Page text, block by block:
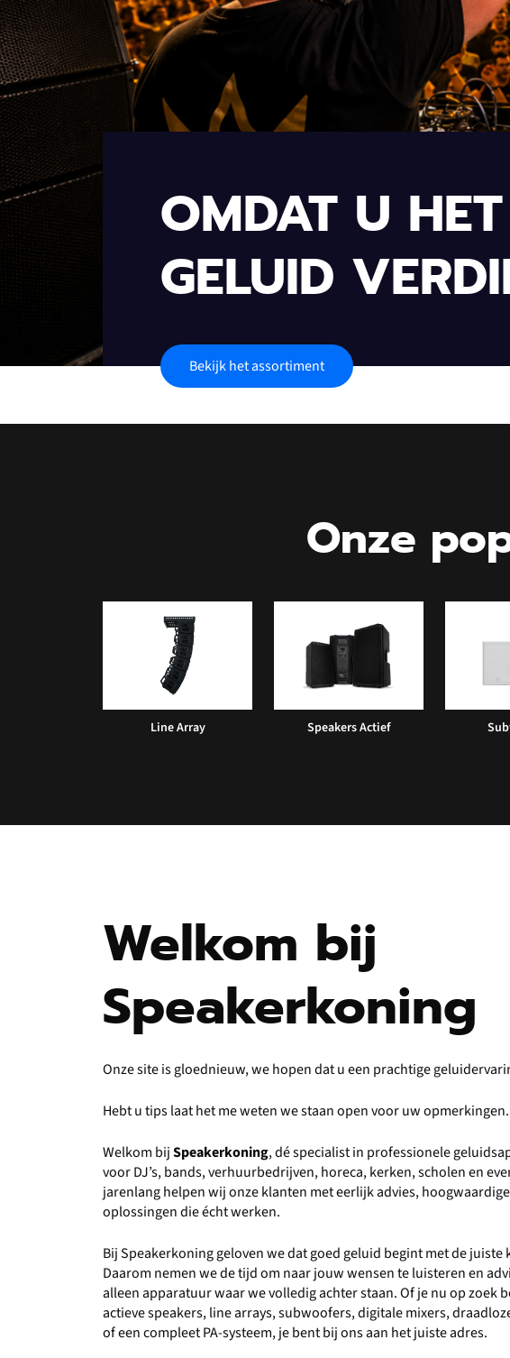
OMDAT U
GELUID
Bekijk het assortiment
Onze
Line Array Speakers Actief
Welkom bij
Speakerkoning
Onze site is gloednieuw, we hopen dat u een prachtige
Hebt u tips laat het me weten we staan open voor uw opmerkingen.
Welkom bijSpeakerkoning, dé specialist in professionele
voor DJ’s, bands, verhuurbedrijven, horeca, kerken, scholen en
jarenlang helpen wij onze klanten met eerlijk advies,
oplossingen die écht werken.
Bij Speakerkoning geloven we dat goed geluid begint met de juiste
Daarom nemen we de tijd om naar jouw wensen te luisteren en
alleen apparatuur waar we volledig achter staan. Of je nu op zoek
actieve speakers, line arrays, subwoofers, digitale mixers,
of een compleet PA-systeem, je bent bij ons aan het juiste adres.